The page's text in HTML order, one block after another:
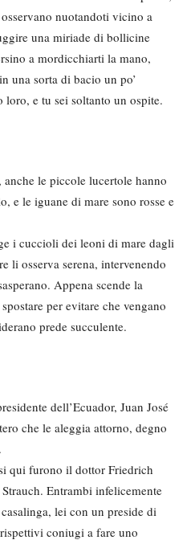
nuotandoti vicino a
una miriade di bollicine
a mordicchiarti la mano,
una sorta di bacio un po’
e tu sei soltanto un ospite.
le piccole lucertole hanno
e le iguane di mare sono rosse e
i cuccioli dei leoni di mare dagli
li osserva serena, intervenendo
Appena scende la
per evitare che vengano
prede succulente.
dell’Ecuador, Juan José
che le aleggia attorno, degno
qui furono il dottor Friedrich
Entrambi infelicemente
lei con un preside di
coniugi a fare uno